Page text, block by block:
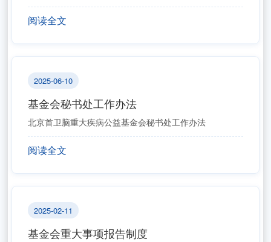
阅读全文
2025-06-10
基金会秘书处工作办法
北京首卫脑重大疾病公益基金会秘书处工作办法
阅读全文
2025-02-11
基金会重大事项报告制度